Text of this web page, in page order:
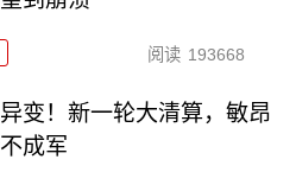
阅读 193668
变！新一轮大清算，敏昂
成军